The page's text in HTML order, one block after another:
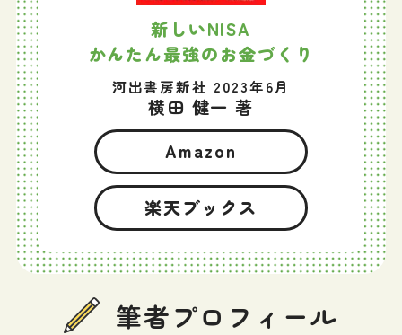
新しいNISA
かんたん最強のお金づくり
河出書房新社 2023年6月
横田 健一 著
Amazon
楽天ブックス
筆者プロフィール